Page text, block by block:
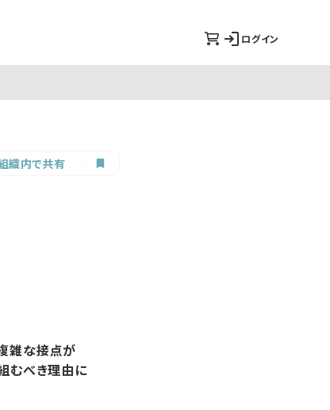
ログイン
織内で共有
雑な接点が
むべき理由に